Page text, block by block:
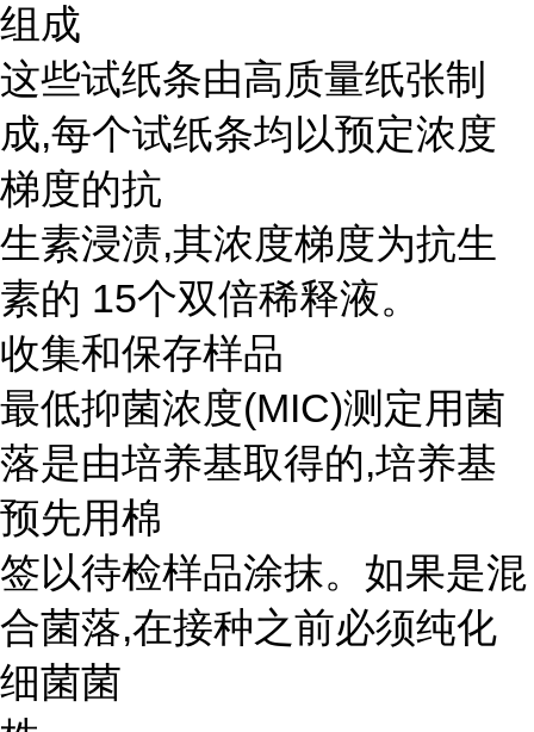
组成
这些试纸条由高质量纸张制
成,每个试纸条均以预定浓度
梯度的抗
生素浸渍,其浓度梯度为抗生
素的 15个双倍稀释液。
收集和保存样品
最低抑菌浓度(MIC)测定用菌
落是由培养基取得的,培养基
预先用棉
签以待检样品涂抹。如果是混
合菌落,在接种之前必须纯化
细菌菌